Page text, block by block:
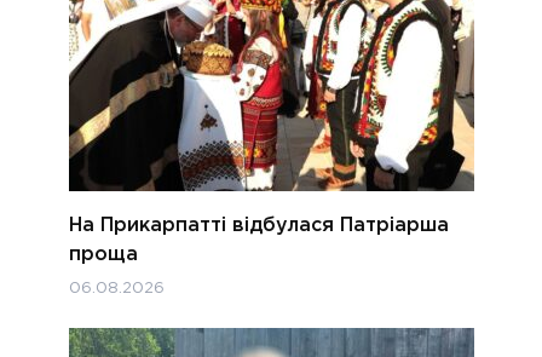
На Прикарпатті відбулася Патріарша
проща
06.08.2026